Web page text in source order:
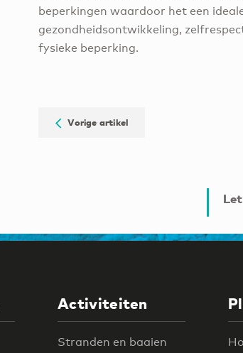
beperkingen waardoor het een
gezondheidsontwikkeling,
fysieke beperking.
Vorige artikel
Activiteiten
Stranden en baaien